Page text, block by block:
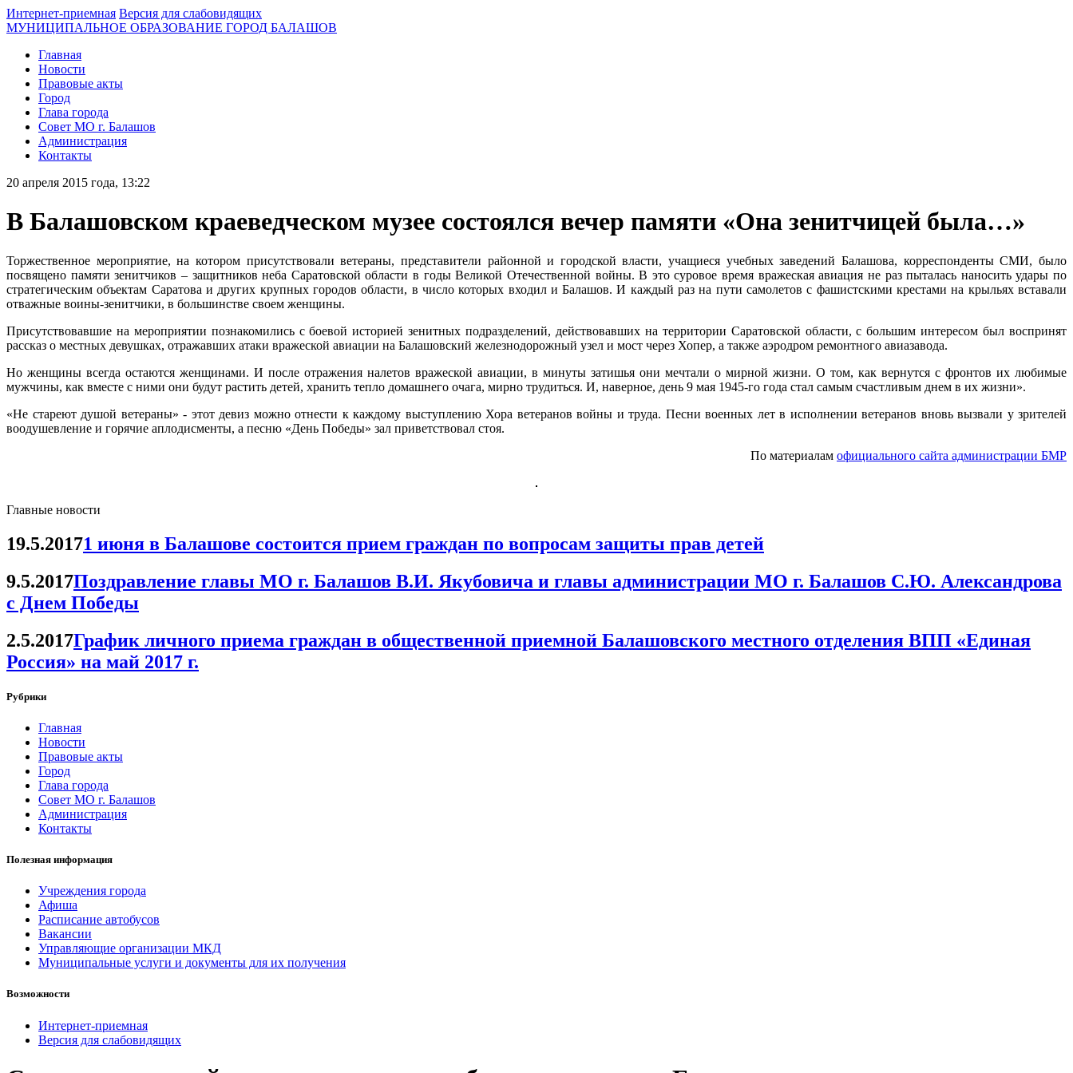
Интернет-приемная Версия для слабовидящих
МУНИЦИПАЛЬНОЕ ОБРАЗОВАНИЕ ГОРОД БАЛАШОВ
Главная
Новости
Правовые акты
Город
Глава города
Совет МО г. Балашов
Администрация
Контакты
20 апреля 2015 года, 13:22
В Балашовском краеведческом музее состоялся вечер памяти «Она зенитчицей была…»
Торжественное мероприятие, на котором присутствовали ветераны, представители районной и городской власти, учащиеся учебных заведений Балашова, корреспонденты СМИ, было
посвящено памяти зенитчиков – защитников неба Саратовской области в годы Великой Отечественной войны. В это суровое время вражеская авиация не раз пыталась наносить удары по
стратегическим объектам Саратова и других крупных городов области, в число которых входил и Балашов. И каждый раз на пути самолетов с фашистскими крестами на крыльях вставали
отважные воины-зенитчики, в большинстве своем женщины.
Присутствовавшие на мероприятии познакомились с боевой историей зенитных подразделений, действовавших на территории Саратовской области, с большим интересом был воспринят
рассказ о местных девушках, отражавших атаки вражеской авиации на Балашовский железнодорожный узел и мост через Хопер, а также аэродром ремонтного авиазавода.
Но женщины всегда остаются женщинами. И после отражения налетов вражеской авиации, в минуты затишья они мечтали о мирной жизни. О том, как вернутся с фронтов их любимые
мужчины, как вместе с ними они будут растить детей, хранить тепло домашнего очага, мирно трудиться. И, наверное, день 9 мая 1945-го года стал самым счастливым днем в их жизни».
«Не стареют душой ветераны» - этот девиз можно отнести к каждому выступлению Хора ветеранов войны и труда. Песни военных лет в исполнении ветеранов вновь вызвали у зрителей
воодушевление и горячие аплодисменты, а песню «День Победы» зал приветствовал стоя.
По материалам официального сайта администрации БМР
Главные новости
19.5.20171 июня в Балашове состоится прием граждан по вопросам защиты прав детей
9.5.2017Поздравление главы МО г. Балашов В.И. Якубовича и главы администрации МО г. Балашов С.Ю. Александрова
с Днем Победы
2.5.2017График личного приема граждан в общественной приемной Балашовского местного отделения ВПП «Единая
Россия» на май 2017 г.
Рубрики
Главная
Новости
Правовые акты
Город
Глава города
Совет МО г. Балашов
Администрация
Контакты
Полезная информация
Учреждения города
Афиша
Расписание автобусов
Вакансии
Управляющие организации МКД
Муниципальные услуги и документы для их получения
Возможности
Интернет-приемная
Версия для слабовидящих